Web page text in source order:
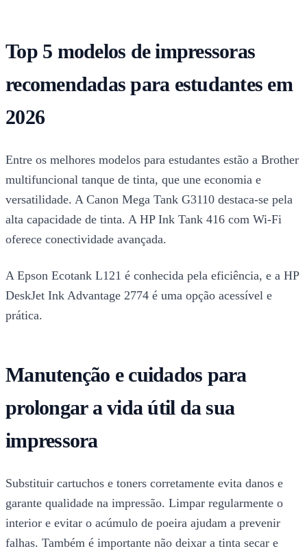
Top 5 modelos de impressoras
recomendadas para estudantes em
2026
Entre os melhores modelos para estudantes estão a Brother
multifuncional tanque de tinta, que une economia e
versatilidade. A Canon Mega Tank G3110 destaca-se pela
alta capacidade de tinta. A HP Ink Tank 416 com Wi-Fi
oferece conectividade avançada.
A Epson Ecotank L121 é conhecida pela eficiência, e a HP
DeskJet Ink Advantage 2774 é uma opção acessível e
prática.
Manutenção e cuidados para
prolongar a vida útil da sua
impressora
Substituir cartuchos e toners corretamente evita danos e
garante qualidade na impressão. Limpar regularmente o
interior e evitar o acúmulo de poeira ajudam a prevenir
falhas. Também é importante não deixar a tinta secar e